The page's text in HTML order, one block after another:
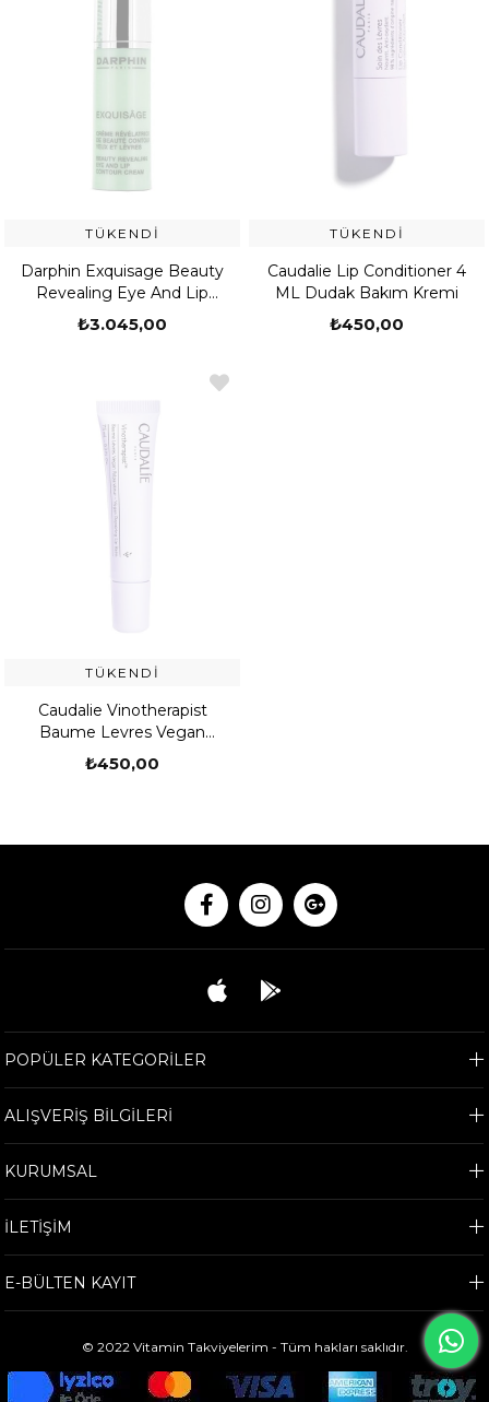
TÜKENDI
Darphin Exquisage Beauty
Revealing Eye And Lip
Contour Cream 15ml
₺3.045,00
TÜKENDI
Caudalie Lip Conditioner 4
ML Dudak Bakım Kremi
₺450,00
TÜKENDI
Caudalie Vinotherapist
Baume Levres Vegan
Reparateur 7.5 ml
₺450,00
POPÜLER KATEGORİLER
ALIŞVERİŞ BİLGİLERİ
KURUMSAL
İLETİŞİM
E-BÜLTEN KAYIT
© 2022 Vitamin Takviyelerim - Tüm hakları saklıdır.